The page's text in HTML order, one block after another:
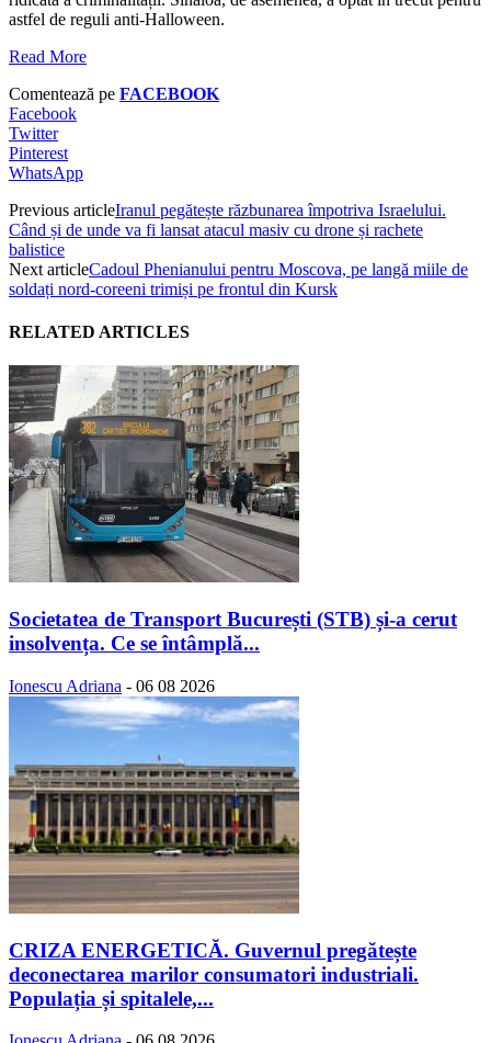
astfel de reguli anti-Halloween.
Read More
Comentează pe FACEBOOK
Facebook
Twitter
Pinterest
WhatsApp
Previous articleIranul pegătește răzbunarea împotriva Israelului.
Când și de unde va fi lansat atacul masiv cu drone și rachete
balistice
Next articleCadoul Phenianului pentru Moscova, pe langă miile de
soldați nord-coreeni trimiși pe frontul din Kursk
RELATED ARTICLES
Societatea de Transport București (STB) și-a cerut
insolvența. Ce se întâmplă...
Ionescu Adriana - 06 08 2026
CRIZA ENERGETICĂ. Guvernul pregătește
deconectarea marilor consumatori industriali.
Populația și spitalele,...